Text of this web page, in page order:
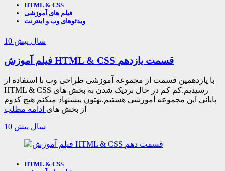
HTML & CSS
فیلم های آموزشی
ویدئوهای وب و اینترنت
10 سال پیش
فیلم آموزش HTML & CSS قسمت یازدهم
با یازدهمین قسمت از مجموعه آموزشی طراحی وب با استفاده از
HTML & CSS رسیدیم.کم کم در حال نزدیک شدن به بخش های
پایانی این مجموعه آموزشی هستیم.بهتون پیشنهاد میکنم هیچ کدوم
از بخش های ادامه مطلب
10 سال پیش
HTML & CSS